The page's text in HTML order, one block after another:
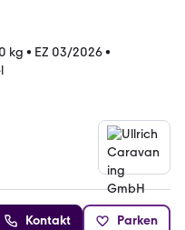
kg • EZ 03/2026•
Kontakt Parken